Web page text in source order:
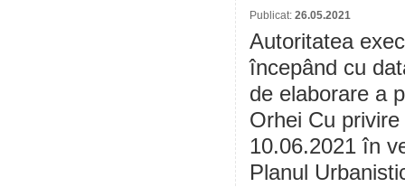
Publicat: 26.05.2021
Autoritatea
începând cu
de elaborare a
Orhei Cu
10.06.2021 în
Planul